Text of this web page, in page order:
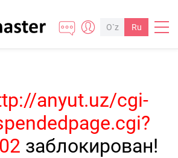
O`z Ru
anyut.uz/cgi-
заблокирован!